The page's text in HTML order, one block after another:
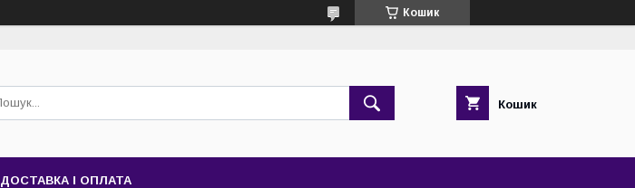
Кошик
Кошик
ДОСТАВКА І ОПЛАТА